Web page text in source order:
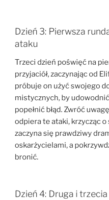
Dzień 3: Pierwsza
ataku
Trzeci dzień poświęć na
przyjaciół, zaczynając od
próbuje on użyć swojego
mistycznych, by
popełnić błąd. Zwróć
odpiera te ataki, krzycząc
zaczyna się prawdziwy
oskarżycielami, a
bronić.
Dzień 4: Druga i